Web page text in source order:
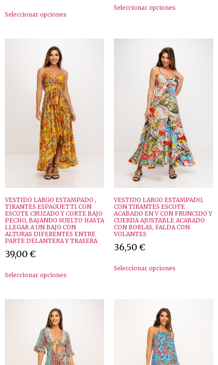
Seleccionar opciones
Seleccionar opciones
VESTIDO LARGO ESTAMPADO ,
TIRANTES ESPAGUETTI CON
ESCOTE CRUZADO Y CORTE BAJO
PECHO, BAJANDO SUELTO HASTA
LLEGAR A UN BAJO CON
ALTURAS DIFERENTES ENTRE
PARTE DELANTERA Y TRASERA
39,00 €
Seleccionar opciones
VESTIDO LARGO ESTAMPADO,
CON TIRANTES ESCOTE
ACABADO EN V CON FRUNCIDO Y
CUERDA AJUSTABLE ACABADO
CON BORLAS, FALDA CON
VOLANTES
36,50 €
Seleccionar opciones